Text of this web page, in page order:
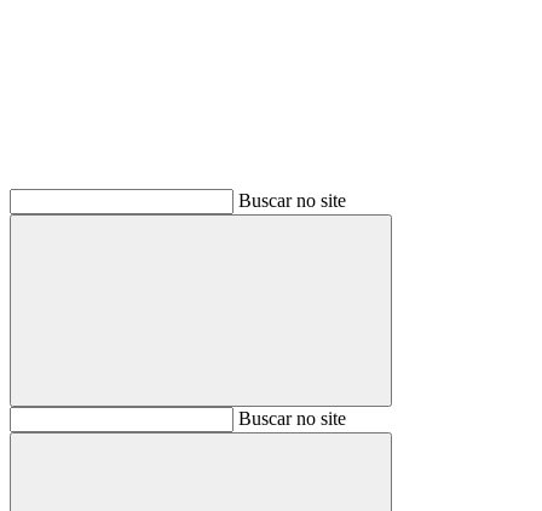
Buscar no site
BuscarBuscar no site